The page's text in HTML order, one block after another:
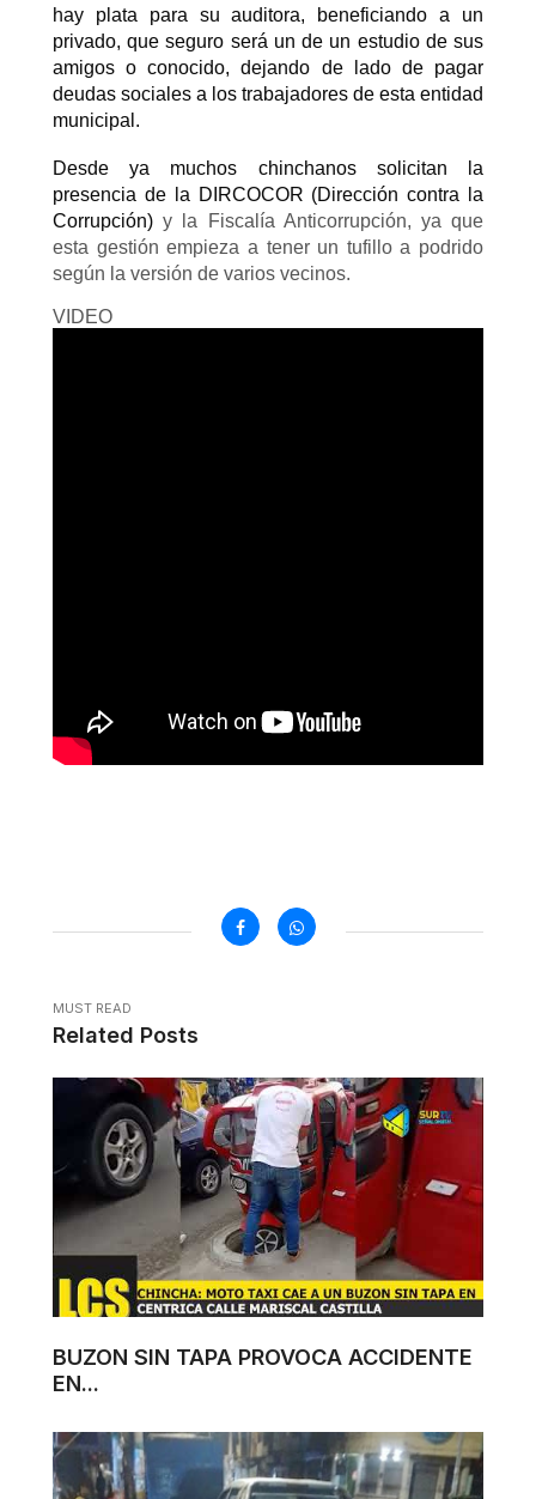
hay plata para su auditora, beneficiando a un
privado, que seguro será un de un estudio de sus
amigos o conocido, dejando de lado de pagar
deudas sociales a los trabajadores de esta entidad
municipal.
Desde ya muchos chinchanos solicitan la
presencia de la DIRCOCOR (Dirección contra la
Corrupción) y la Fiscalía Anticorrupción, ya que
esta gestión empieza a tener un tufillo a podrido
según la versión de varios vecinos.
VIDEO
MUST READ
Related Posts
BUZON SIN TAPA PROVOCA ACCIDENTE
EN...